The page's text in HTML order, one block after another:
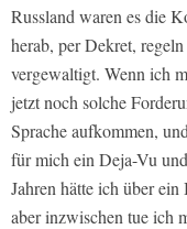
Russland waren es die
herab, per Dekret,
vergewaltigt. Wenn ich
jetzt noch solche
Sprache aufkommen,
für mich ein Deja-Vu
Jahren hätte ich über
aber inzwischen tue ich